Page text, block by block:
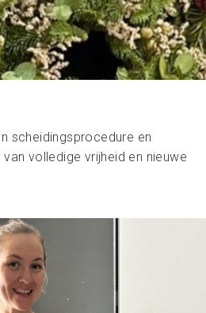
scheidingsprocedure en
volledige vrijheid en nieuwe